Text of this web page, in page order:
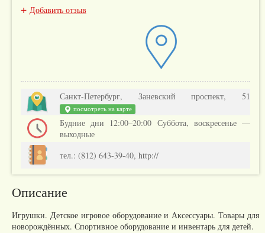
+ Добавить отзыв
Санкт-Петербург, Заневский проспект, 51
посмотреть на карте
Будние дни 12:00–20:00 Суббота, воскресенье —
выходные
тел.: (812) 643-39-40, http://
Описание
Игрушки. Детское игровое оборудование и Аксессуары. Товары для
новорождённых. Спортивное оборудование и инвентарь для детей.